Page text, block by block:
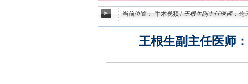
当前位置：手术视频 / 王根生副主任医师：先
王根生副主任医师